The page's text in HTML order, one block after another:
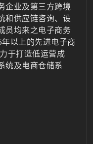
企业及第三方跨境
和供应链咨询、设
员均来之电子商务
以上的先进电子商
于打造低运营成
统及电商仓储系